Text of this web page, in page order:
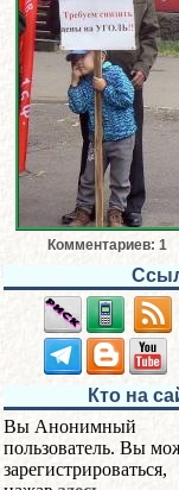
Комментариев: 1
Кто на
Вы Анонимный
пользователь. Вы
зарегистрироваться,